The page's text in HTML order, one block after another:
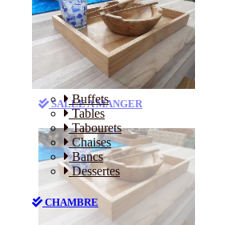
Buffets
Tables
Tabourets
Chaises
Bancs
Dessertes
CHAMBRE
Etagères
Modulos
SALLE A MANGER